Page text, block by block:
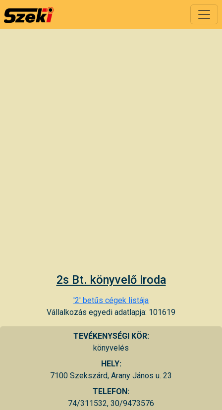
2s Bt. könyvelő iroda
'2' betűs cégek listája
Vállalkozás egyedi adatlapja: 101619
TEVÉKENYSÉGI KÖR:
könyvelés
HELY:
7100 Szekszárd, Arany János u. 23
TELEFON:
74/311532, 30/9473576